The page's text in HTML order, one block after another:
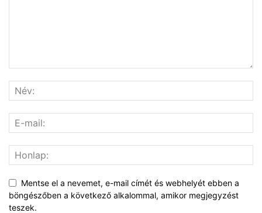
Mentse el a nevemet, e-mail címét és webhelyét ebben a
böngészőben a következő alkalommal, amikor megjegyzést
teszek.